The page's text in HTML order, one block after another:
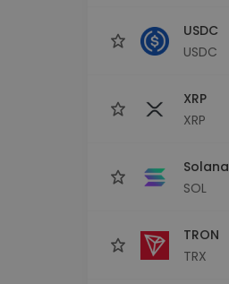
USDC
USDC
XRP
XRP
Solana
SOL
TRON
TRX